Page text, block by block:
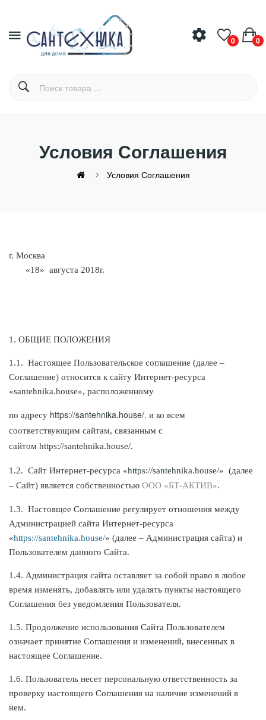
0 0
Условия Соглашения
Условия Соглашения
г. Москва
«18» августа 2018г.
1. ОБЩИЕ ПОЛОЖЕНИЯ
1.1. Настоящее Пользовательское соглашение (далее –
Соглашение) относится к сайту Интернет-ресурса
«santehnika.house», расположенному
по адресу https://santehnika.house/, и ко всем
соответствующим сайтам, связанным с
сайтом https://santehnika.house/.
1.2. Сайт Интернет-ресурса «https://santehnika.house/» (далее
– Сайт) является собственностью ООО «БТ-АКТИВ».
1.3. Настоящее Соглашение регулирует отношения между
Администрацией сайта Интернет-ресурса
«https://santehnika.house/» (далее – Администрация сайта) и
Пользователем данного Сайта.
1.4. Администрация сайта оставляет за собой право в любое
время изменять, добавлять или удалять пункты настоящего
Соглашения без уведомления Пользователя.
1.5. Продолжение использования Сайта Пользователем
означает принятие Соглашения и изменений, внесенных в
настоящее Соглашение.
1.6. Пользователь несет персональную ответственность за
проверку настоящего Соглашения на наличие изменений в
нем.